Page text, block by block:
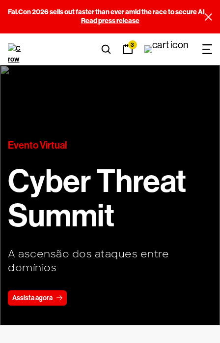
Fal.Con 2026 sells out faster than ever amid the race to secure AI
Read press release
3
Evento Virtual
Cyber Threat
Summit
A ascensão dos ataques entre
domínios
Assista agora